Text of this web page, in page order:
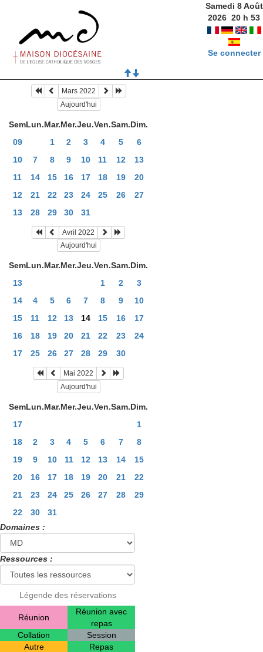
Samedi 8 Août
2026 20 h53
Se connecter
Mars 2022
Aujourd'hui
SemLun.Mar.Mer.Jeu.Ven.Sam.Dim.
09
1 2 3 4 5
6
10
7 8 9 10 11 12
13
11
14 15 16 17 18 19
20
12
21 22 23 24 25 26
27
13
28 29 30 31
Avril 2022
Aujourd'hui
SemLun.Mar.Mer.Jeu.Ven.Sam.Dim.
13
1 2
3
14
4 5 6 7 8 9
10
15
11 12 13 14 15 16
17
16
18 19 20 21 22 23
24
17
25 26 27 28 29 30
Mai 2022
Aujourd'hui
SemLun.Mar.Mer.Jeu.Ven.Sam.Dim.
17
1
18
2 3 4 5 6 7
8
19
9 10 11 12 13 14
15
20
16 17 18 19 20 21
22
21
23 24 25 26 27 28
29
22
30
31
Domaines :
Ressources :
Légende des réservations
Réunion
Réunion avec
repas
Collation
Session
Autre
Repas